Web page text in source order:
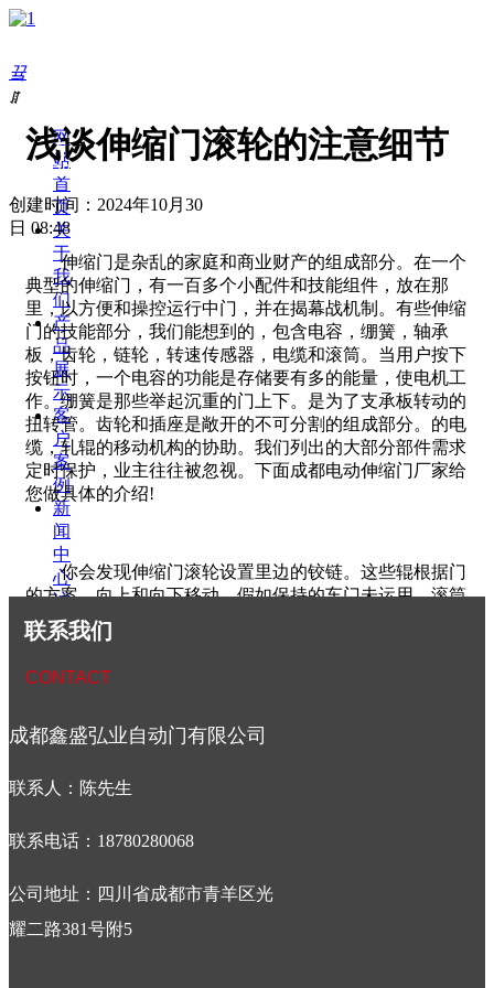
끀
ꁲ
网
站
首
页
关
于
我
们
产
品
展
示
客
户
案
例
新
闻
中
心
访
客
留
言
我
24小时免费服务热线：
18780280068
浅谈伸缩门滚轮的注意细节
创建时间： 2024年10月30
日 08:48
伸缩门是杂乱的家庭和商业财产的组成部分。在一个
典型的伸缩门，有一百多个小配件和技能组件，放在那
里，以方便和操控运行中门，并在揭幕战机制。有些伸缩
门的技能部分，我们能想到的，包含电容，绷簧，轴承
板，齿轮，链轮，转速传感器，电缆和滚筒。当用户按下
按钮时，一个电容的功能是存储要有多的能量，使电机工
作。绷簧是那些举起沉重的门上下。是为了支承板转动的
扭转管。齿轮和插座是敞开的不可分割的组成部分。的电
缆，轧辊的移动机构的协助。我们列出的大部分部件需求
定时保护，业主往往被忽视。下面成都电动伸缩门厂家给
您做具体的介绍!
你会发现伸缩门滚轮设置里边的铰链。这些辊根据门
的方案，向上和向下移动。假如保持的车门未运用，滚筒
不约请问题的情况下将保持不变。移动的动作发作，每天
数次账户辊的磨损和撕裂。因而，伸缩门运用频繁的家庭
时间的推移和运用这些滚筒转脆。他们不保持持久。尽管
穿了下来，他们跳出掉落的轨迹。这种辊也占辊拖动时，
电动伸缩门组件遇到多的压力，由于齿轮和链轮的恶化。
现出大的性能。但是，他们倾向报告糟糕的表现，在两年
题，使他们能够在一条直线上卷起的衬套。这些类型的辊
能够报告多的伤害，由于它们简单干，导致病情严重导致
整个门掉落封闭弹出。
联系我们
CONTACT
成都鑫盛弘业自动门有限公司
联系人：陈先生
联系电话：18780280068
公司地址：四川省成都市青羊区光
耀二路381号附5